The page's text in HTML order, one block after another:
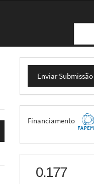
Enviar
Submissão
Enviar Submissão
FAPEMIG
Financiamento
scimago
0.177